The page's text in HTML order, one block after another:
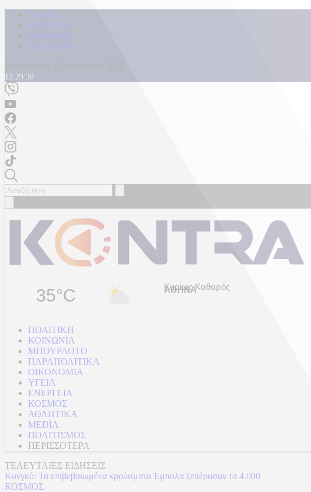
Αρχική
Kontra Live
Καταγγελίες
Επικοινωνία
12:29:32
35°C Κυρίως Καθαρός
ΠΟΛΙΤΙΚΗ
ΚΟΙΝΩΝΙΑ
ΜΠΟΥΡΛΟΤΟ
ΠΑΡΑΠΟΛΙΤΙΚΑ
ΟΙΚΟΝΟΜΙΑ
ΥΓΕΙΑ
ΕΝΕΡΓΕΙΑ
ΚΟΣΜΟΣ
ΑΘΛΗΤΙΚΑ
MEDIA
ΠΟΛΙΤΙΣΜΟΣ
ΠΕΡΙΣΣΟΤΕΡΑ
ΤΕΛΕΥΤΑΙΕΣ ΕΙΔΗΣΕΙΣ
Κονγκό: Τα επιβεβαιωμένα κρούσματα Έμπολα ξεπέρασαν τα 4.000
ΚΟΣΜΟΣ